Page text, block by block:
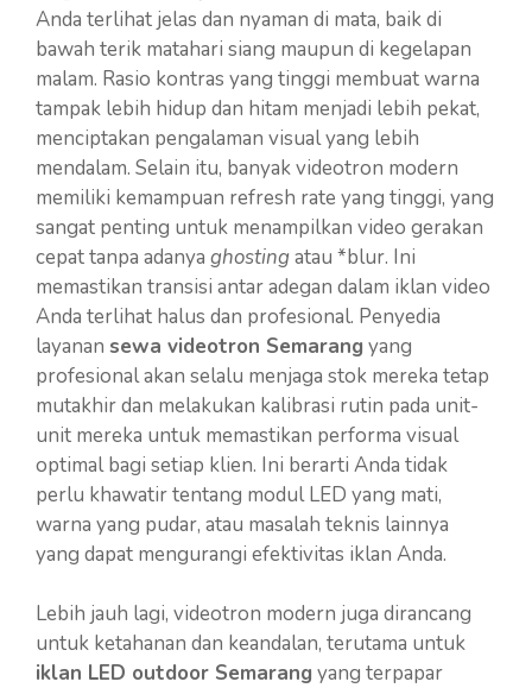
Anda terlihat jelas dan nyaman di mata, baik di
bawah terik matahari siang maupun di kegelapan
malam. Rasio kontras yang tinggi membuat warna
tampak lebih hidup dan hitam menjadi lebih pekat,
menciptakan pengalaman visual yang lebih
mendalam. Selain itu, banyak videotron modern
memiliki kemampuan refresh rate yang tinggi, yang
sangat penting untuk menampilkan video gerakan
cepat tanpa adanya ghosting atau *blur. Ini
memastikan transisi antar adegan dalam iklan video
Anda terlihat halus dan profesional. Penyedia
layanan sewa videotron Semarang yang
profesional akan selalu menjaga stok mereka tetap
mutakhir dan melakukan kalibrasi rutin pada unit-
unit mereka untuk memastikan performa visual
optimal bagi setiap klien. Ini berarti Anda tidak
perlu khawatir tentang modul LED yang mati,
warna yang pudar, atau masalah teknis lainnya
yang dapat mengurangi efektivitas iklan Anda.
Lebih jauh lagi, videotron modern juga dirancang
untuk ketahanan dan keandalan, terutama untuk
iklan LED outdoor Semarang yang terpapar